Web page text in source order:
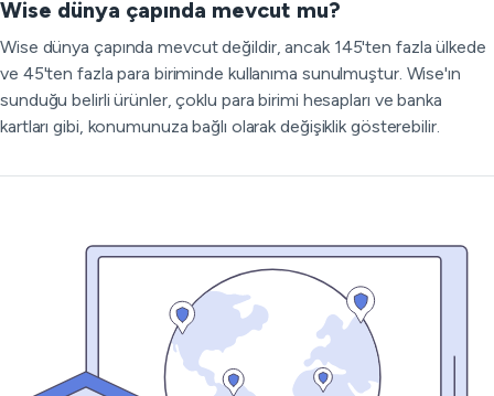
Wise dünya çapında mevcut mu?
Wise dünya çapında mevcut değildir, ancak 145'ten fazla ülkede
ve 45'ten fazla para biriminde kullanıma sunulmuştur. Wise'ın
sunduğu belirli ürünler, çoklu para birimi hesapları ve banka
kartları gibi, konumunuza bağlı olarak değişiklik gösterebilir.